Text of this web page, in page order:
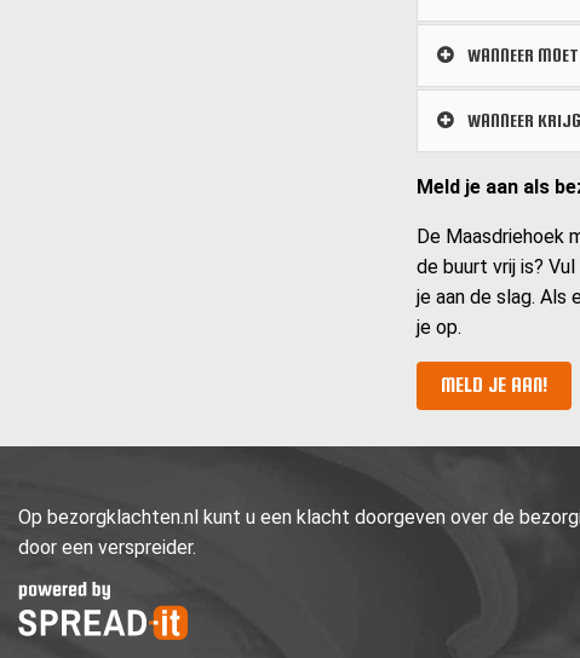
WANNEER
WANNEER
Meld je aan als
De Maasdriehoek
de buurt vrij is?
je aan de slag.
je op.
MELD JE AAN!
Op bezorgklachten.nl kunt u een klacht doorgeven over de
door een verspreider.